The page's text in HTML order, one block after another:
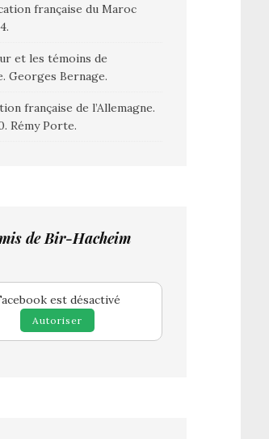
française du Maroc
et les témoins de
Georges Bernage.
française de l’Allemagne.
Rémy Porte.
de Bir-Hacheim
est désactivé
Autoriser